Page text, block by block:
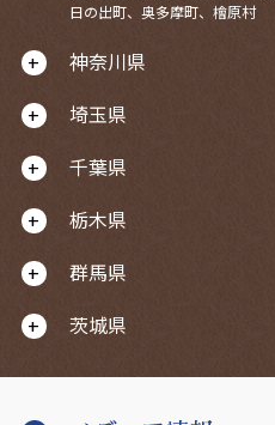
日の出町、奥多摩町、檜原村
神奈川県
埼玉県
千葉県
栃木県
群馬県
茨城県